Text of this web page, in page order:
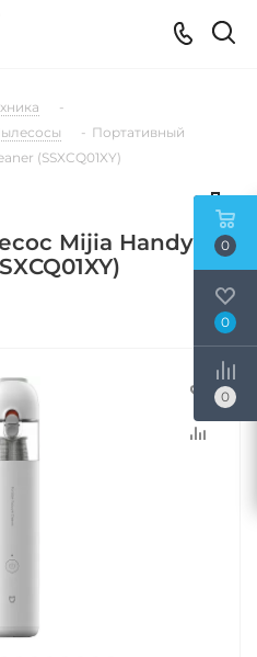
-
- Портативный
(SSXCQ01XY)
Mijia Handy
0
0
0